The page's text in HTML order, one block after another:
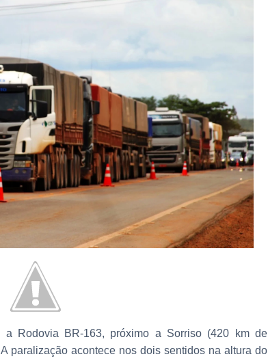
a Rodovia BR-163, próximo a Sorriso (420 km de
paralização acontece nos dois sentidos na altura do